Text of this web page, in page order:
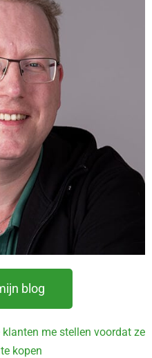
blog
me stellen voordat ze
kopen